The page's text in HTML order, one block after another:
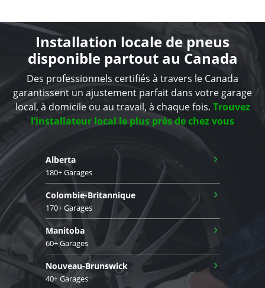
Installation locale de pneus
disponible partout au Canada
Des professionnels certifiés à travers le Canada
garantissent un ajustement parfait dans votre garage
local, à domicile ou au travail, à chaque fois. Trouvez
l’installateur local le plus près de chez vous
Alberta
180+ Garages
›
Colombie-Britannique
170+ Garages
›
Manitoba
60+ Garages
›
Nouveau-Brunswick
40+ Garages
›